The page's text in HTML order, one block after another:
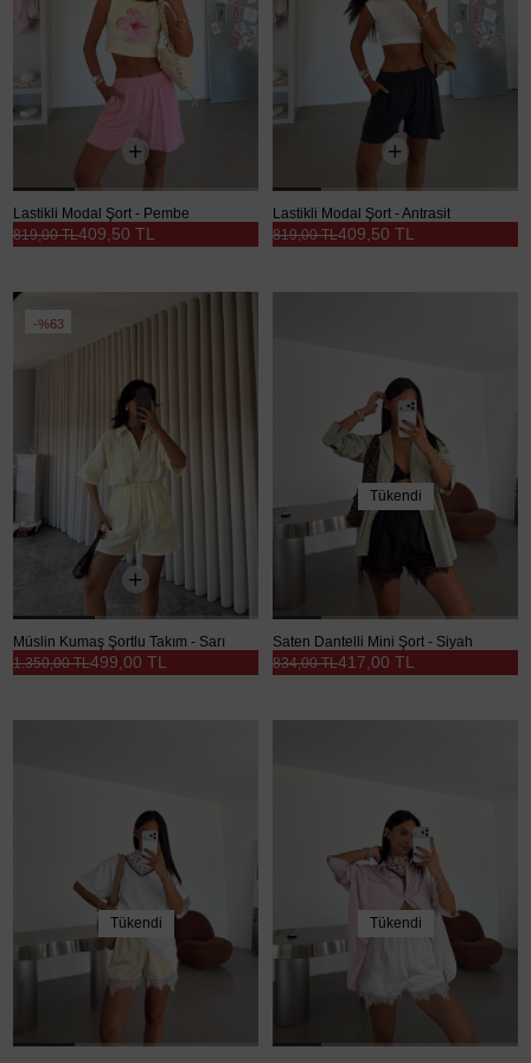
Lastikli Modal Şort - Pembe
409,50 TL
819,00 TL
Lastikli Modal Şort - Antrasit
409,50 TL
819,00 TL
%63
Müslin Kumaş Şortlu Takım - Sarı
499,00 TL
1.350,00 TL
Tükendi
Saten Dantelli Mini Şort - Siyah
417,00 TL
834,00 TL
Tükendi Tükendi